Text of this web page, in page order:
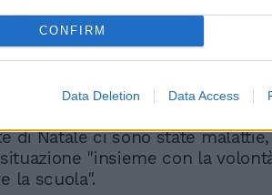
CONFIRM
Data Deletion Data Access
Bianchi, "c'è sicuramente la
per la proroga
di Natale ci sono state
"insieme con la
la scuola".